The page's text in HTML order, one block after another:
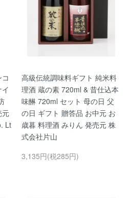
元
Lt
高級伝統調味料ギフト 純米料
理酒 蔵の素 720ml & 昔仕込本
味醂 720ml セット 母の日 父
の日 ギフト 贈答品 お中元 お
歳暮 料理酒 みりん 発売元 株
式会社片山
3,135円(税285円)